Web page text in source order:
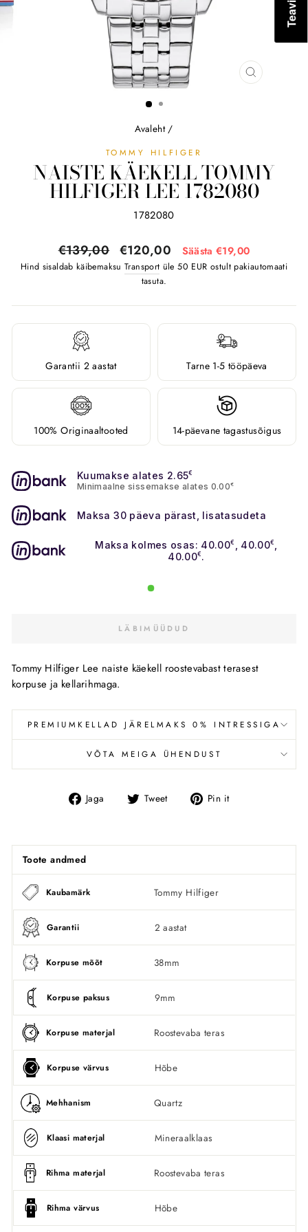
SULGE
Avaleht /
TOMMY HILFIGER
NAISTE KÄEKELL TOMMY
HILFIGER LEE 1782080
1782080
Tavahind
€139,00 Soodushind
€120,00 Säästa €19,00
Hind sisaldab käibemaksuTransport üle 50 EUR ostult pakiautomaati
tasuta.
Garantii 2 aastat Tarne 1-5 tööpäeva
100% Originaaltooted 14-päevane tagastusõigus
Kuumakse alates 2.65€
Minimaalne sissemakse alates 0.00€
Maksa 30 päeva pärast, lisatasudeta
Maksa kolmes osas: 40.00€ , 40.00€
40.00€ .
LÄBIMÜÜDUD
Tommy Hilfiger Lee naiste käekell roostevabast terasest
korpuse ja kellarihmaga.
PREMIUMKELLAD JÄRELMAKS 0% INTRESSIGA
VÕTA MEIGA ÜHENDUST
Jaga
Jaga
Tweet Tweet Pin it
Toote andmed
Kaubamärk Tommy Hilfiger
Garantii 2 aastat
Korpuse mõõt 38mm
Korpuse paksus 9mm
Korpuse materjal Roostevaba teras
Korpuse värvus Hõbe
Mehhanism Quartz
Klaasi materjal Mineraalklaas
Rihma materjal Roostevaba teras
Rihma värvus Hõbe